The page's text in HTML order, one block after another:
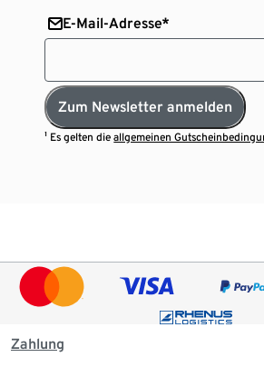
E-Mail-Adresse*
Zum Newsletter anmelden
¹ Es gelten dieallgemeinen
Zahlung